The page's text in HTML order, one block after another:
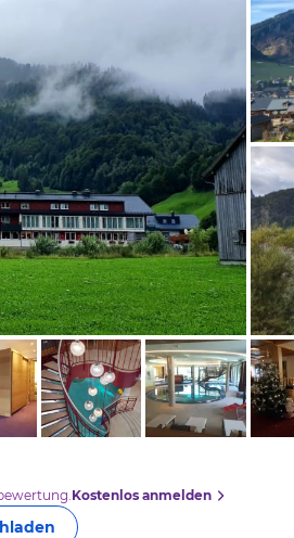
von
von
Kostenlos anmelden